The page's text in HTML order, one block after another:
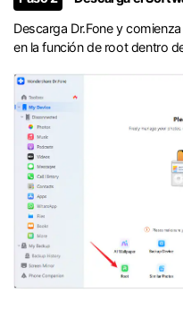
Descarga Dr.Fone y
en la función de root dentro